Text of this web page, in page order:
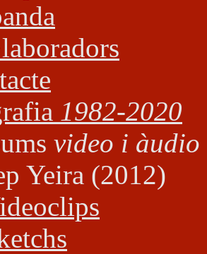
1982-2020
video i àudio
Yeira (2012)